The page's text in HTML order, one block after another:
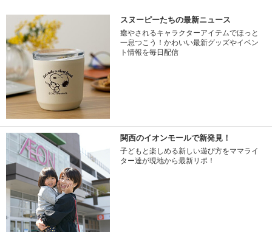
スヌーピーたちの最新ニュース
癒やされるキャラクターアイテムでほっと
一息つこう！かわいい最新グッズやイベン
ト情報を毎日配信
関西のイオンモールで新発見！
子どもと楽しめる新しい遊び方をママライ
ター達が現地から最新リポ！